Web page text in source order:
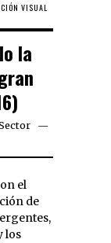
VISUAL
la
de
los